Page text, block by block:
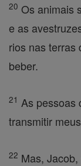
20 Os animais
e as
rios nas terras
beber.
21 As pessoas
transmitir
22 Mas,